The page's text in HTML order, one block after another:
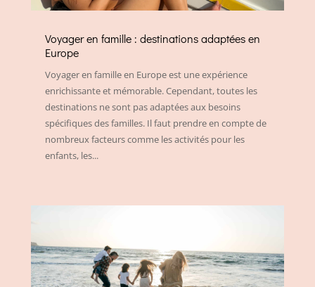
Voyager en famille : destinations adaptées en
Europe
Voyager en famille en Europe est une expérience
enrichissante et mémorable. Cependant, toutes les
destinations ne sont pas adaptées aux besoins
spécifiques des familles. Il faut prendre en compte de
nombreux facteurs comme les activités pour les
enfants, les...